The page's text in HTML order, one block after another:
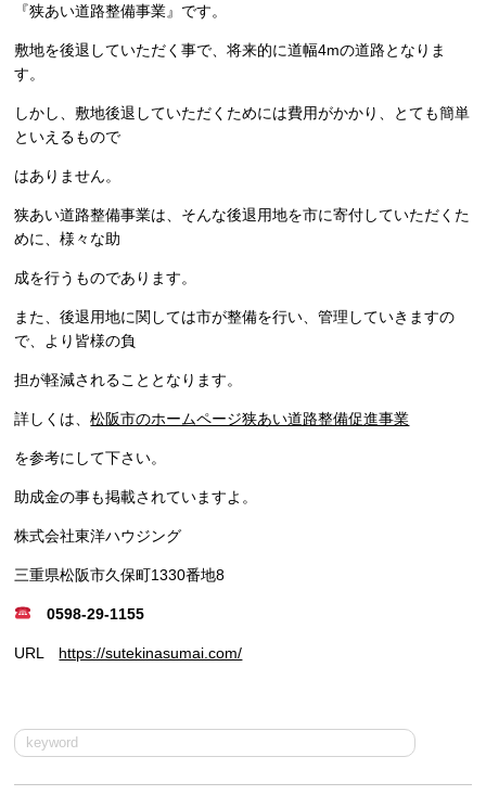
『狭あい道路整備事業』です。
敷地を後退していただく事で、将来的に道幅4mの道路となりま
す。
しかし、敷地後退していただくためには費用がかかり、とても簡単
といえるもので
はありません。
狭あい道路整備事業は、そんな後退用地を市に寄付していただくた
めに、様々な助
成を行うものであります。
また、後退用地に関しては市が整備を行い、管理していきますの
で、より皆様の負
担が軽減されることとなります。
詳しくは、松阪市のホームページ狭あい道路整備促進事業
を参考にして下さい。
助成金の事も掲載されていますよ。
株式会社東洋ハウジング
三重県松阪市久保町1330番地8
0598-29-1155
URL https://sutekinasumai.com/